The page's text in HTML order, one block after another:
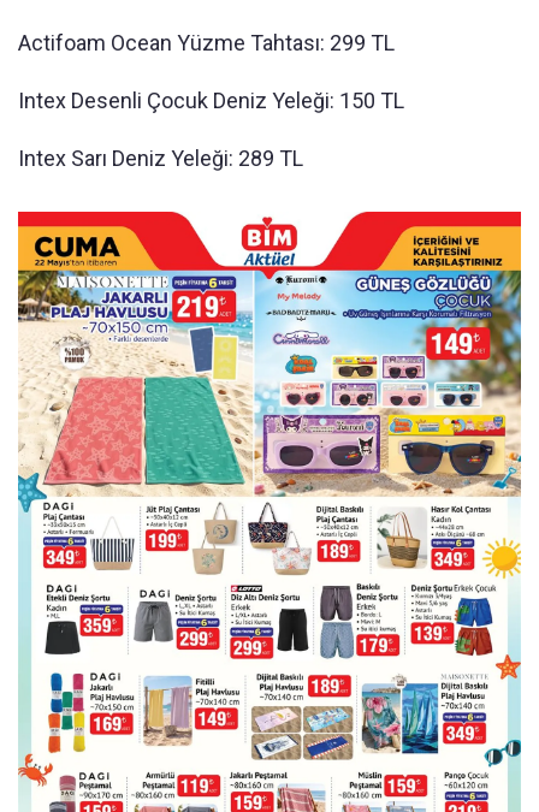
Actifoam Ocean Yüzme Tahtası: 299 TL
Intex Desenli Çocuk Deniz Yeleği: 150 TL
Intex Sarı Deniz Yeleği: 289 TL